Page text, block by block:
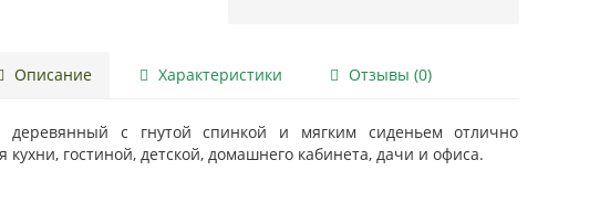
Описание Характеристики Отзывы (0)
деревянный с гнутой спинкой и мягким сиденьем отлично
кухни, гостиной, детской, домашнего кабинета, дачи и офиса.